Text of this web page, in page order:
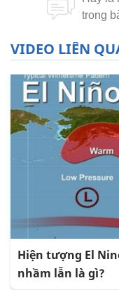
VIDEO LIÊN
Hiện tượng El
nhầm lẫn là gì?